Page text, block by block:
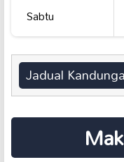
Sabtu
Jadual